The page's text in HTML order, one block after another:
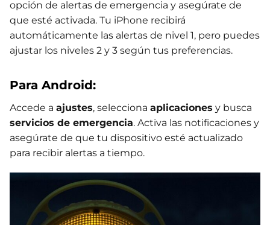
opción de alertas de emergencia y asegúrate de
que esté activada. Tu iPhone recibirá
automáticamente las alertas de nivel 1, pero puedes
ajustar los niveles 2 y 3 según tus preferencias.
Para Android:
Accede a ajustes, selecciona aplicaciones y busca
servicios de emergencia. Activa las notificaciones y
asegúrate de que tu dispositivo esté actualizado
para recibir alertas a tiempo.